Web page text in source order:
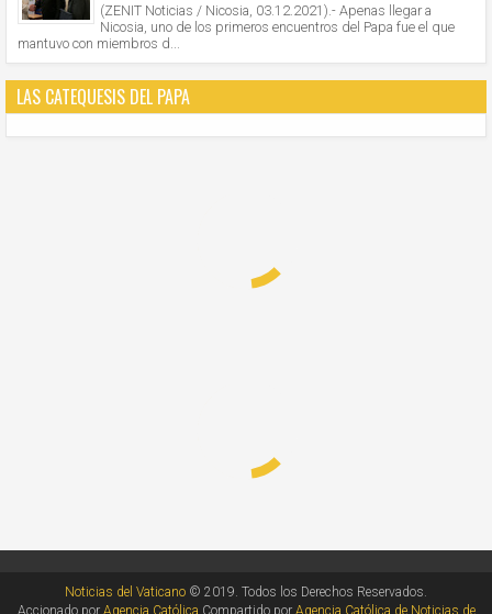
(ZENIT Noticias / Nicosia, 03.12.2021).- Apenas llegar a
Nicosia, uno de los primeros encuentros del Papa fue el que
mantuvo con miembros d...
LAS CATEQUESIS DEL PAPA
Noticias del Vaticano © 2019. Todos los Derechos Reservados.
Accionado por Agencia Católica Compartido por Agencia Católica de Noticias de